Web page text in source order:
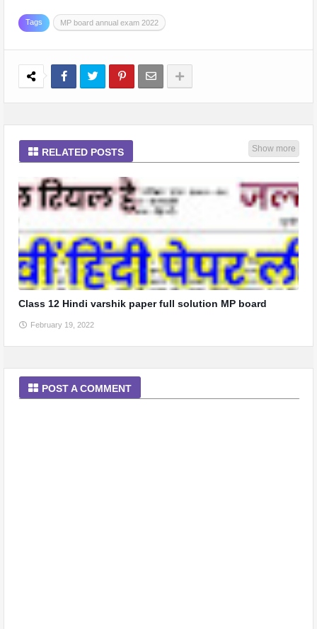
Tags MP board annual exam 2022
RELATED POSTS Show more
Class 12 Hindi varshik paper full solution MP board
February 19, 2022
POST A COMMENT